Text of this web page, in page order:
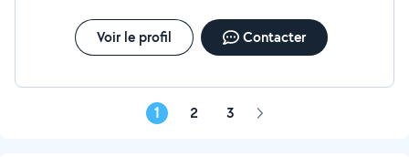
Voir le profil Contacter
1 2 3 Page